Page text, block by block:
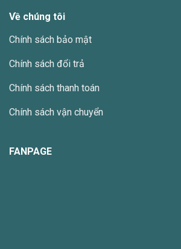
Về chúng tôi
Chính sách bảo mật
Chính sách đổi trả
Chính sách thanh toán
Chính sách vận chuyển
FANPAGE